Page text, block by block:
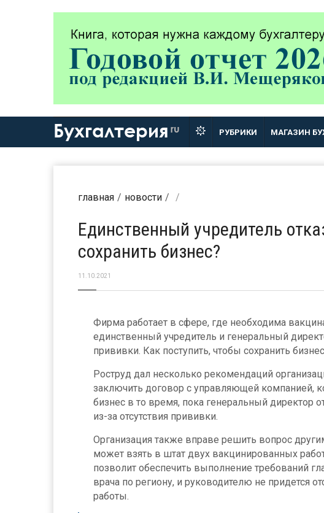
Бухгалтерия ru РУБРИКИ МАГАЗИН
главная новости
Единственный учредитель
сохранить бизнес?
11.10.2021
Фирма работает в сфере, где необходима
единственный учредитель и генеральный
прививки. Как поступить, чтобы сохранить
Роструд дал несколько рекомендаций
заключить договор с управляющей компанией,
бизнес в то время, пока генеральный директор
из-за отсутствия прививки.
Организация также вправе решить вопрос
может взять в штат двух вакцинированных
позволит обеспечить выполнение требований
врача по региону, и руководителю не придется
работы.